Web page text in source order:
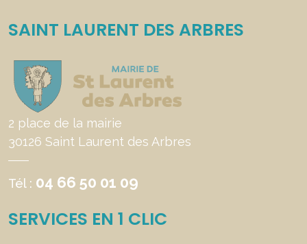
SAINT LAURENT DES ARBRES
2 place de la mairie
30126 Saint Laurent des Arbres
Tél : 04 66 50 01 09
SERVICES EN 1 CLIC